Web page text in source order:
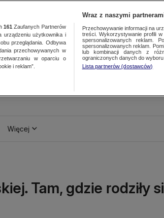
Więcej
Tam, gdzie rodziły
161 Zaufanych Partnerów
urządzeniu użytkownika i
przeglądania. Odbywa
przechowywanych w
w oparciu o
i reklam”.
Wraz z naszymi
Przechowywanie informacji na
treści. Wykorzystywanie profili
spersonalizowanych reklam.
spersonalizowanych reklam.
lub kombinacji danych z
ograniczonych danych do wyboru
Lista partnerów (dostawców)